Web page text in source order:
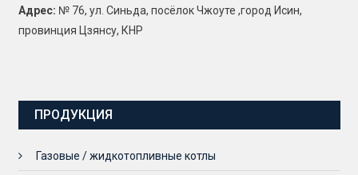
Адрес: № 76, ул. Синьда, посёлок Чжоуте ,город Исин,
провинция Цзянсу, КНР
ПРОДУКЦИЯ
Газовые / жидкотопливные котлы